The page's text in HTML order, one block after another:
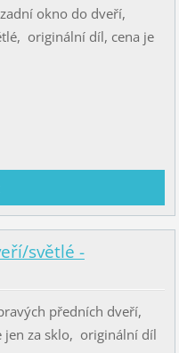
okno do dveří,
originální díl, cena je
světlé -
předních dveří,
jen za sklo, originální díl